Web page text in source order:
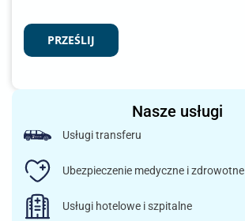
PRZEŚLIJ
Nasze usługi
Usługi transferu
Ubezpieczenie medyczne i zdrowotne
Usługi hotelowe i szpitalne